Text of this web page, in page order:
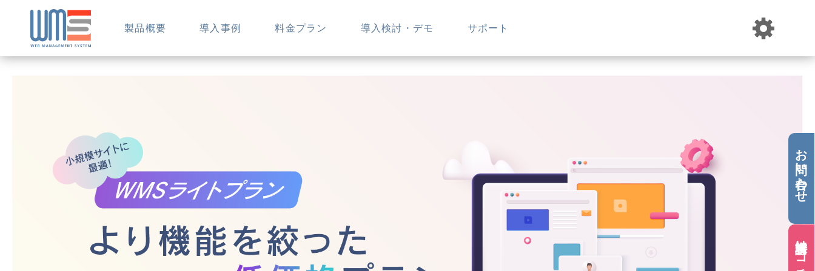
製品概要 導入事例 料金プラン 導入検討・デモ サポート
お問い合わせ